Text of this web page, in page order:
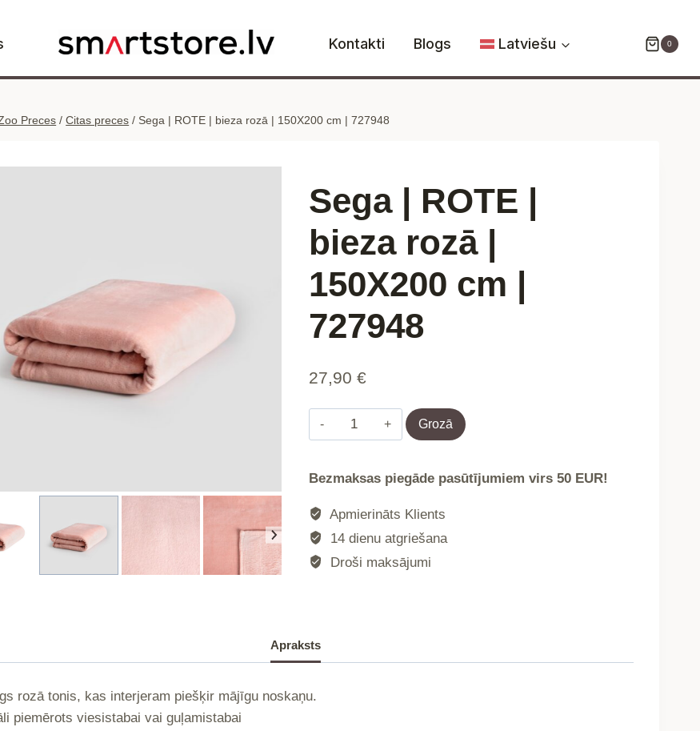
Kontakti Blogs Latviešu 0
Preces / Citas preces / Sega | ROTE | bieza rozā | 150X200 cm | 727948
Sega | ROTE |
bieza rozā |
150X200 cm |
727948
27,90€
Sega
|
|
bieza
rozā
150X200
Grozā
Bezmaksas piegāde pasūtījumiem virs 50 EUR!
Apmierināts Klients
14 dienu atgriešana
Droši maksājumi
Apraksts
rozā tonis, kas interjeram piešķir mājīgu noskaņu.
piemērots viesistabai vai guļamistabai
bieza
rozā
727948
daudzums